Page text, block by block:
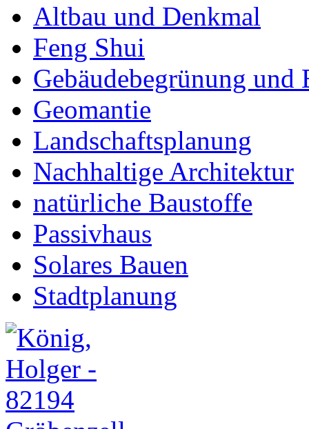
Altbau und Denkmal
Feng Shui
Gebäudebegrünung und
Geomantie
Landschaftsplanung
Nachhaltige Architektur
natürliche Baustoffe
Passivhaus
Solares Bauen
Stadtplanung